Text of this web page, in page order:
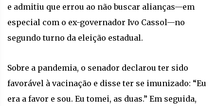
e admitiu que errou ao não buscar alianças—em
especial com o ex-governador Ivo Cassol—no
segundo turno da eleição estadual.
Sobre a pandemia, o senador declarou ter sido
favorável à vacinação e disse ter se imunizado: “Eu
era a favor e sou. Eu tomei, as duas.” Em seguida,